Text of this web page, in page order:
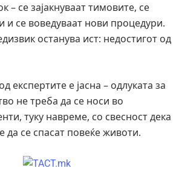
– се зајакнуваат тимовите, се
и се воведуваат нови процедури.
останува ист: недостигот од
експертите е јасна – одлуката за
не треба да се носи во
туку навреме, со свесност дека
да се спасат повеќе животи.